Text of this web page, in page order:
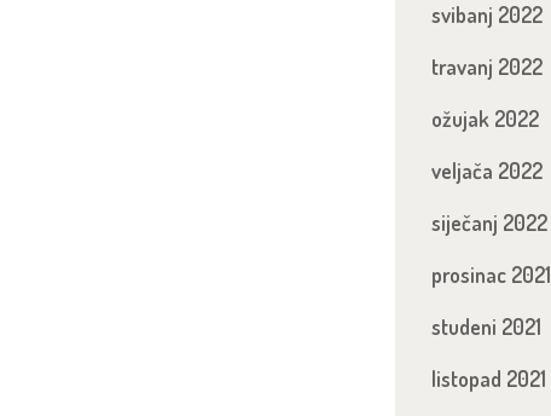
svibanj 2022
travanj 2022
ožujak 2022
veljača 2022
siječanj 2022
prosinac 2021
studeni 2021
listopad 2021